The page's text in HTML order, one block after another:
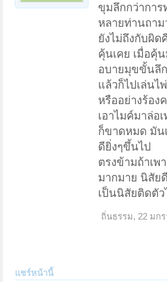
ขุมลึกกว่าการ
หลายท่านถาม
ยังไม่ถึงกับผิด
คุ้นเคย เมื่อคุ้
อบายมุขขั้นลึ
แล้วก็ไปเล่นไ
หรืออย่างร้อง
เอาไมค์มาล่อ
ก็ขาดหมด มัน
ดียิ่งๆขึ้นไป
ตรงข้ามถ้าเพ
มากมาย นิสัย
เป็นนิสัยติดตัว
ถิ่นธรรม, 22 มก
แชร์หน้านี้